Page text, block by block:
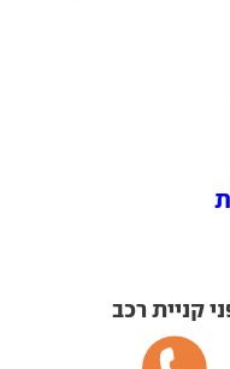
קניית רכב